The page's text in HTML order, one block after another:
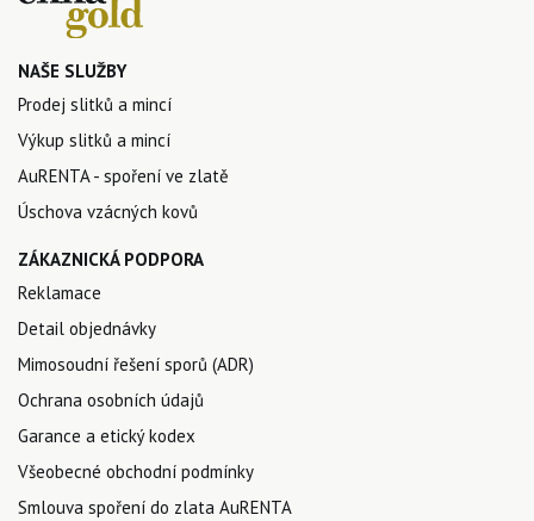
NAŠE SLUŽBY
Prodej slitků a mincí
Výkup slitků a mincí
AuRENTA - spoření ve zlatě
Úschova vzácných kovů
ZÁKAZNICKÁ PODPORA
Reklamace
Detail objednávky
Mimosoudní řešení sporů (ADR)
Ochrana osobních údajů
Garance a etický kodex
Všeobecné obchodní podmínky
Smlouva spoření do zlata AuRENTA